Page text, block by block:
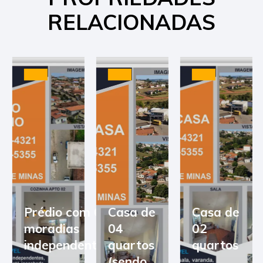
RELACIONADAS
Prédio com 03
moradias
independentes
Casa de
04
quartos
Casa de
02
quartos